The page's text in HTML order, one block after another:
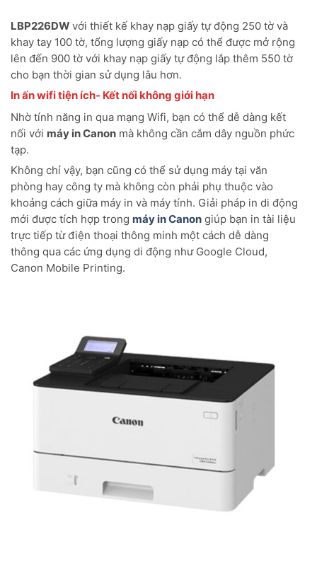
LBP226DW với thiết kế khay nạp giấy tự động 250 tờ và
khay tay 100 tờ, tổng lượng giấy nạp có thể được mở rộng
lên đến 900 tờ với khay nạp giấy tự động lắp thêm 550 tờ
cho bạn thời gian sử dụng lâu hơn.
In ấn wifi tiện ích- Kết nối không giới hạn
Nhờ tính năng in qua mạng Wifi, bạn có thể dễ dàng kết
nối với máy in Canon mà không cần cắm dây nguồn phức
tạp.
Không chỉ vậy, bạn cũng có thể sử dụng máy tại văn
phòng hay công ty mà không còn phải phụ thuộc vào
khoảng cách giữa máy in và máy tính. Giải pháp in di động
mới được tích hợp trong máy in Canon giúp bạn in tài liệu
trực tiếp từ điện thoại thông minh một cách dễ dàng
thông qua các ứng dụng di động như Google Cloud,
Canon Mobile Printing.